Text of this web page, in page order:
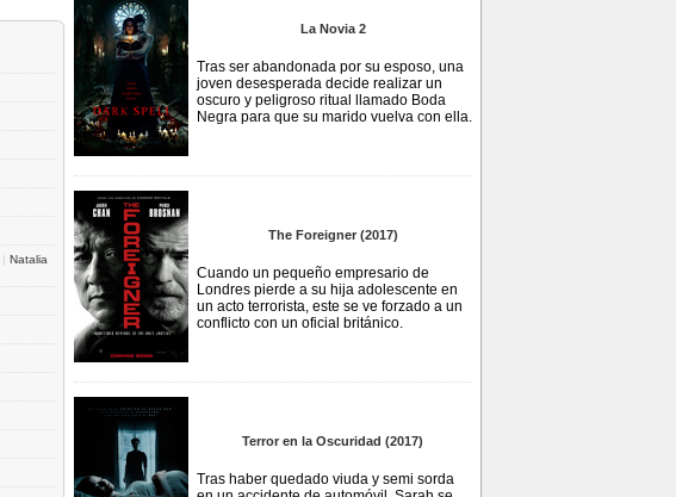
| Natalia
La Novia 2
Tras ser abandonada por su esposo, una
joven desesperada decide realizar un
oscuro y peligroso ritual llamado Boda
Negra para que su marido vuelva con ella.
The Foreigner (2017)
Cuando un pequeño empresario de
Londres pierde a su hija adolescente en
un acto terrorista, este se ve forzado a un
conflicto con un oficial británico.
Terror en la Oscuridad (2017)
Tras haber quedado viuda y semi sorda